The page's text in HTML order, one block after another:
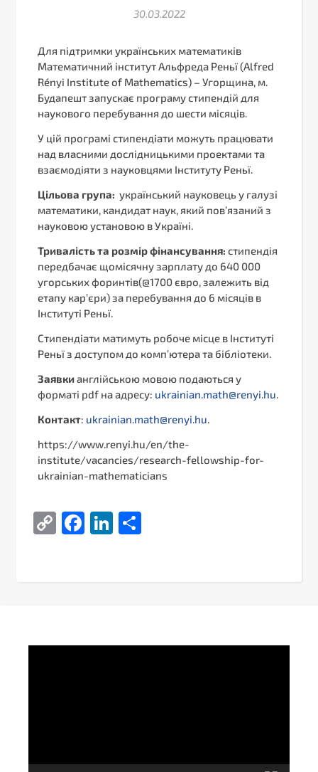
30.03.2022
Для підтримки українських математиків
Математичний інститут Альфреда Реньї (Alfred
Rényi Institute of Mathematics) – Угорщина, м.
Будапешт запускає програму стипендій для
наукового перебування до шести місяців.
У цій програмі стипендіати можуть працювати
над власними дослідницькими проектами та
взаємодіяти з науковцями Інституту Реньї.
Цільова група: український науковець у галузі
математики, кандидат наук, який пов’язаний з
науковою установою в Україні.
Тривалість та розмір фінансування: стипендія
передбачає щомісячну зарплату до 640 000
угорських форинтів(@1700 євро, залежить від
етапу кар’єри) за перебування до 6 місяців в
Інституті Реньї.
Стипендіати матимуть робоче місце в Інституті
Реньї з доступом до комп’ютера та бібліотеки.
Заявкианглійською мовою подаються у
форматі pdf на адресу: ukrainian.math@renyi.hu.
Контакт: ukrainian.math@renyi.hu.
https://www.renyi.hu/en/the-
institute/vacancies/research-fellowship-for-
ukrainian-mathematicians
CopyFacebook
LinkedIn